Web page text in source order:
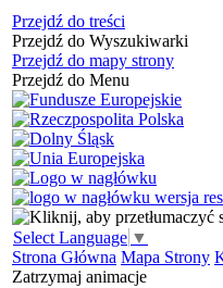
Przejdź do treści
Przejdź do Wyszukiwarki
Przejdź do mapy strony
Przejdź do Menu
Select Language ▼
Strona Główna Mapa Strony
Zatrzymaj animacje